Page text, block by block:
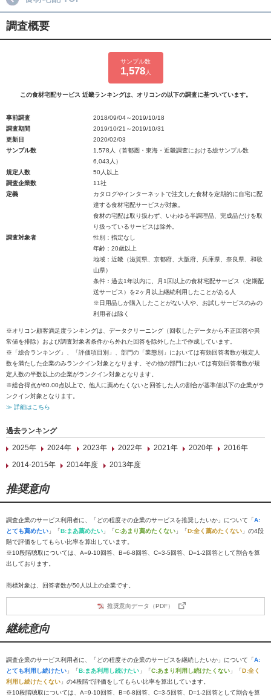
調査概要
サンプル数
1,578人
この食材宅配サービス 近畿ランキングは、オリコンの以下の調査に基づいています。
事前調査
2018/09/04～2019/10/18
調査期間
2019/10/21～2019/10/31
更新日
2020/02/03
サンプル数
1,578人（首都圏・東海・近畿調査における総サンプル数
6,043人）
規定人数
50人以上
調査企業数
11社
定義
カタログやインターネットで注文した食材を定期的に自宅に配
達する食材宅配サービスが対象。
食材の宅配は取り扱わず、いわゆる半調理品、完成品だけを取
り扱っているサービスは除外。
調査対象者
性別：指定なし
年齢：20歳以上
地域：近畿（滋賀県、京都府、大阪府、兵庫県、奈良県、和歌
山県）
条件：過去1年以内に、月1回以上の食材宅配サービス（定期配
送サービス）を2ヶ月以上継続利用したことがある人
※日用品しか購入したことがない人や、お試しサービスのみの
利用者は除く
※オリコン顧客満足度ランキングは、データクリーニング（回収したデータから不正回答や異
常値を排除）および調査対象者条件から外れた回答を除外した上で作成しています。
※「総合ランキング」、「評価項目別」、部門の「業態別」においては有効回答者数が規定人
数を満たした企業のみランクイン対象となります。その他の部門においては有効回答者数が規
定人数の半数以上の企業がランクイン対象となります。
※総合得点が60.00点以上で、他人に薦めたくないと回答した人の割合が基準値以下の企業がラ
ンクイン対象となります。
≫ 詳細はこちら
過去ランキング
2025年
2024年 2023年 2022年 2021年 2020年
2016年
2014-2015年
2014年度 2013年度
推奨意向
調査企業のサービス利用者に、「どの程度その企業のサービスを推奨したいか」について「A:
とても薦めたい 」「B:まあ薦めたい 」「C:あまり薦めたくない 」「D:全く薦めたくない 」の4段
階で評価をしてもらい比率を算出しています。
※10段階聴取については、A=9-10回答、B=6-8回答、C=3-5回答、D=1-2回答として割合を算
出しております。
商標対象は、回答者数が50人以上の企業です。
推奨意向データ（PDF）
継続意向
調査企業のサービス利用者に、「どの程度その企業のサービスを継続したいか」について「A:
とても利用し続けたい 」「B:まあ利用し続けたい 」「C:あまり利用し続けたくない 」「D:全く
利用し続けたくない 」の4段階で評価をしてもらい比率を算出しています。
※10段階聴取については、A=9-10回答、B=6-8回答、C=3-5回答、D=1-2回答として割合を算